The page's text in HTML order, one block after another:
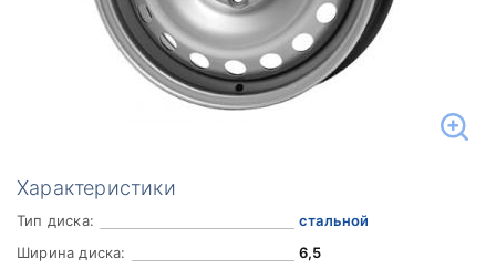
Характеристики
Тип диска:
стальной
Ширина диска:
6,5